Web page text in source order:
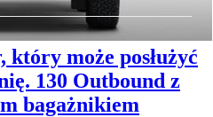
który może posłużyć
130 Outbound z
bagażnikiem